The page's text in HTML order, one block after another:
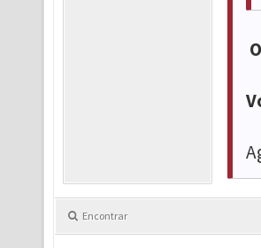
Encontrar